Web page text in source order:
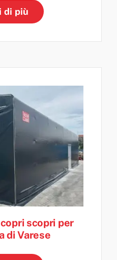
di più
scopri per
di Varese